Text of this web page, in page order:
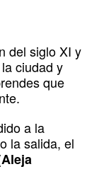
del siglo XI y
ciudad y
que
a la
la salida, el
Aleja